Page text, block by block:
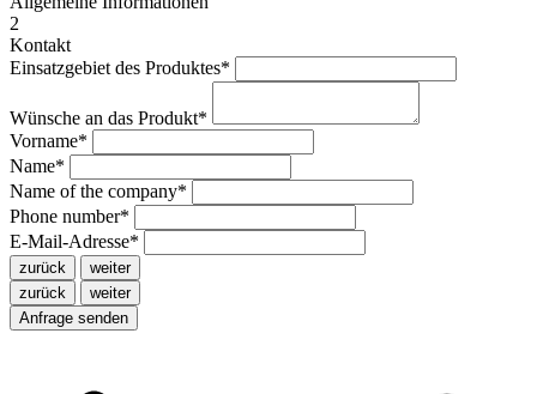
2
Kontakt
Einsatzgebiet des Produktes*
Wünsche an das Produkt*
Vorname*
Name*
Name of the company*
Phone number*
E-Mail-Adresse*
zurück
weiter
zurück
weiter
Anfrage senden